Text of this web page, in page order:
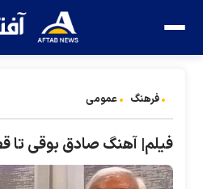
فرهنگ عمومی
فیلم| آهنگ صادق بوقی